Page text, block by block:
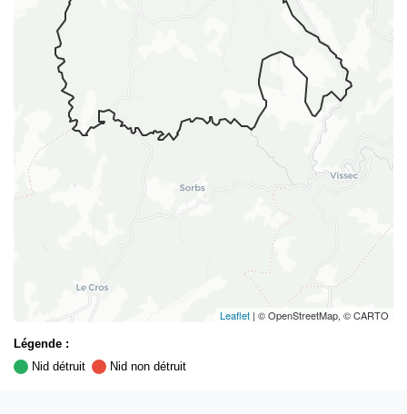
Leaflet | © OpenStreetMap, © CARTO
Légende :
Nid détruit
Nid non détruit